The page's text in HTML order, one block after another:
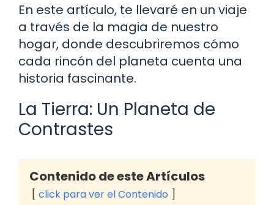
En este artículo, te llevaré en un viaje
a través de la magia de nuestro
hogar, donde descubriremos cómo
cada rincón del planeta cuenta una
historia fascinante.
La Tierra: Un Planeta de
Contrastes
Contenido de este Artículos
click para ver el Contenido